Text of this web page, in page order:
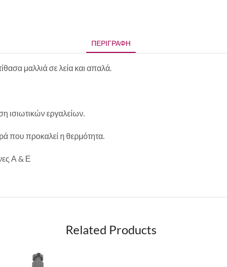
ΠΕΡΙΓΡΑΦΉ
μαλλιά σε λεία και απαλά.
ισιωτικών εργαλείων.
που προκαλεί η θερμότητα.
Α & Ε
Related Products